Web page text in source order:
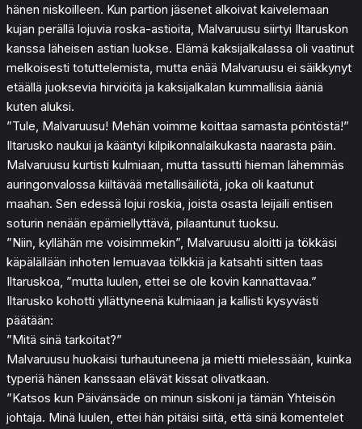
hänen niskoilleen. Kun partion jäsenet alkoivat kaivelemaan
kujan perällä lojuvia roska-astioita, Malvaruusu siirtyi Iltaruskon
kanssa läheisen astian luokse. Elämä kaksijalkalassa oli vaatinut
melkoisesti totuttelemista, mutta enää Malvaruusu ei säikkynyt
etäällä juoksevia hirviöitä ja kaksijalkalan kummallisia ääniä
kuten aluksi.
”Tule, Malvaruusu! Mehän voimme koittaa samasta pöntöstä!”
Iltarusko naukui ja kääntyi kilpikonnalaikukasta naarasta päin.
Malvaruusu kurtisti kulmiaan, mutta tassutti hieman lähemmäs
auringonvalossa kiiltävää metallisäiliötä, joka oli kaatunut
maahan. Sen edessä lojui roskia, joista osasta leijaili entisen
soturin nenään epämiellyttävä, pilaantunut tuoksu.
”Niin, kyllähän me voisimmekin”, Malvaruusu aloitti ja tökkäsi
käpälällään inhoten lemuavaa tölkkiä ja katsahti sitten taas
Iltaruskoa, ”mutta luulen, ettei se ole kovin kannattavaa.”
Iltarusko kohotti yllättyneenä kulmiaan ja kallisti kysyvästi
päätään:
”Mitä sinä tarkoitat?”
Malvaruusu huokaisi turhautuneena ja mietti mielessään, kuinka
typeriä hänen kanssaan elävät kissat olivatkaan.
”Katsos kun Päivänsäde on minun siskoni ja tämän Yhteisön
johtaja. Minä luulen, ettei hän pitäisi siitä, että sinä komentelet